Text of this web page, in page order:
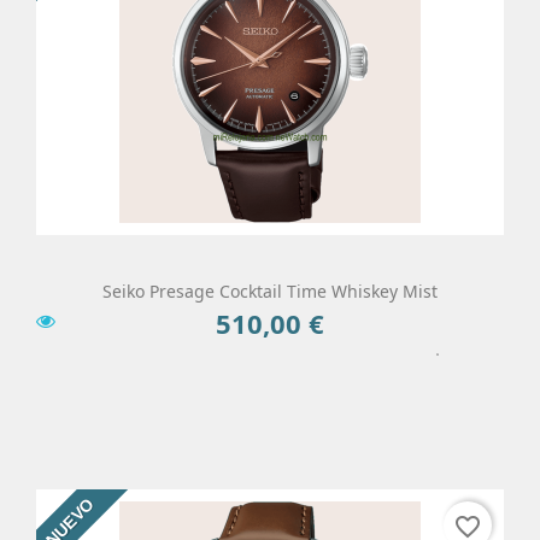
Seiko Presage Cocktail Time Whiskey Mist
Precio
510,00 €
NUEVO favorite_border